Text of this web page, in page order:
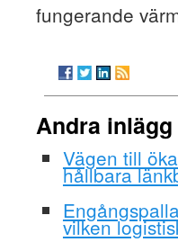
fungerande
Andra inlägg
Vägen till
hållbara
vilken